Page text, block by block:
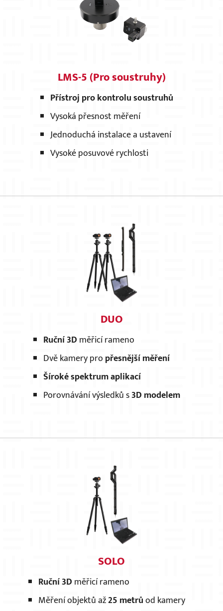
LMS-5 (Pro soustruhy)
Přístroj pro kontrolu soustruhů
Vysoká přesnost měření
Jednoduchá instalace a ustavení
Vysoké posuvové rychlosti
DUO
Ruční 3D měřicí rameno
Dvě kamery pro přesnější měření
Šíroké spektrum aplikací
Porovnávání výsledků s3D modelem
SOLO
Ruční 3D měřicí rameno
Měření objektů až25 metrůod kamery